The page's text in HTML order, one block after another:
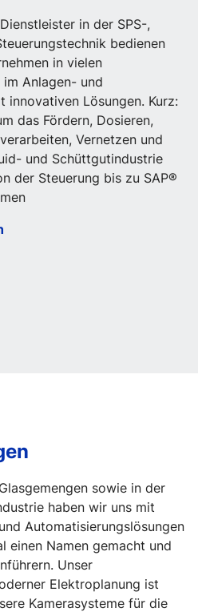
in der SPS-,
bedienen
in vielen
Anlagen- und
innovativen Lösungen. Kurz:
das Fördern, Dosieren,
Vernetzen und
und Schüttgutindustrie
der Steuerung bis zu SAP®
sowie in der
haben wir uns mit
Automatisierungslösungen
einen Namen gemacht und
Unser
Elektroplanung ist
Kamerasysteme für die